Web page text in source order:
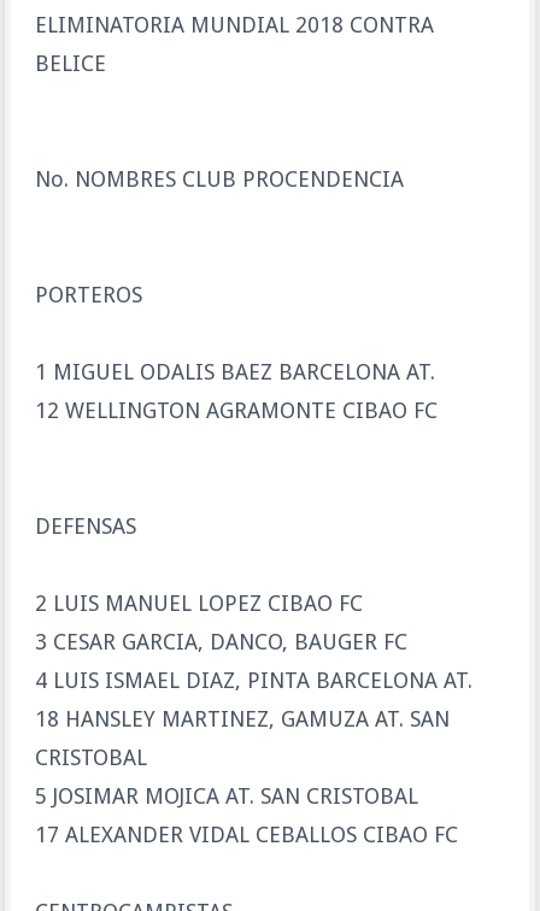
ELIMINATORIA MUNDIAL 2018 CONTRA
BELICE
No. NOMBRES CLUB PROCENDENCIA
PORTEROS
1 MIGUEL ODALIS BAEZ BARCELONA AT.
12 WELLINGTON AGRAMONTE CIBAO FC
DEFENSAS
2 LUIS MANUEL LOPEZ CIBAO FC
3 CESAR GARCIA, DANCO, BAUGER FC
4 LUIS ISMAEL DIAZ, PINTA BARCELONA AT.
18 HANSLEY MARTINEZ, GAMUZA AT. SAN
CRISTOBAL
5 JOSIMAR MOJICA AT. SAN CRISTOBAL
17 ALEXANDER VIDAL CEBALLOS CIBAO FC